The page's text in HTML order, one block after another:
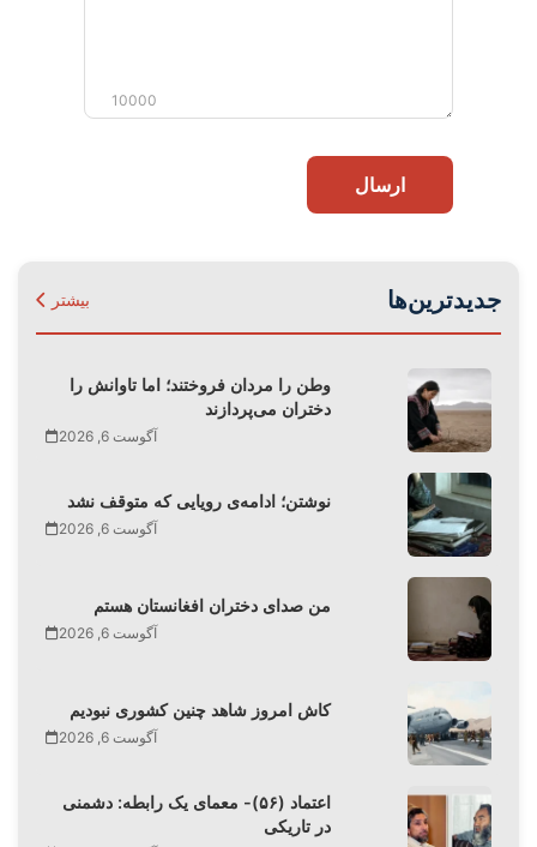
10000
ارسال
جدیدترین‌ها بیشتر
وطن را مردان فروختند؛ اما تاوانش را
دختران می‌پردازند
آگوست 6, 2026
نوشتن؛ ادامه‌ی رویایی که متوقف نشد
آگوست 6, 2026
من صدای دختران افغانستان هستم
آگوست 6, 2026
کاش امروز شاهد چنین کشوری نبودیم
آگوست 6, 2026
اعتماد (۵۶)- معمای یک رابطه: دشمنی
در تاریکی